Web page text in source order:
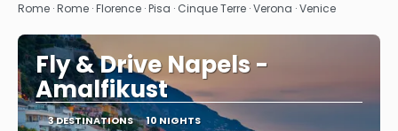
Rome · Rome · Florence · Pisa · Cinque Terre · Verona · Venice
Fly & Drive Napels -
Amalfikust
3 DESTINATIONS 10 NIGHTS